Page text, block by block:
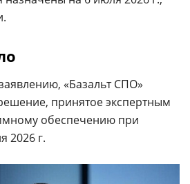
«Базальт СПО»
принятое экспертным
обеспечению при
2026 г.